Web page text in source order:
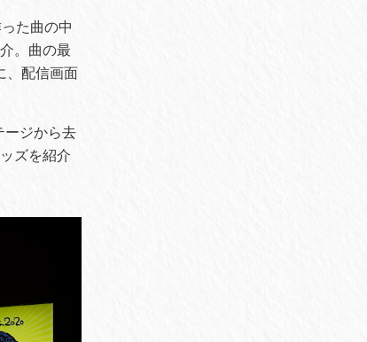
た曲の中
。曲の最
、配信画面
ージから去
ズを紹介